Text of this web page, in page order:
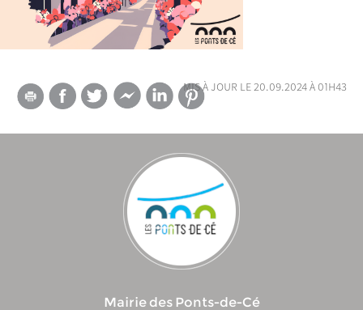
mis à jour le 20.09.2024 à 01h43
Mairie des Ponts-de-Cé